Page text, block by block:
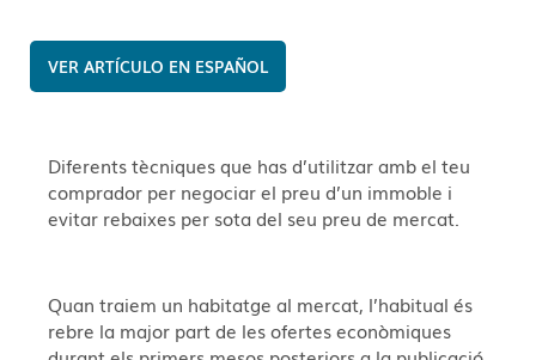
ESPAÑOL
Diferents tècniques que has d’utilitzar amb el teu
comprador per negociar el preu d’un immoble i
evitar rebaixes per sota del seu preu de mercat.
Quan traiem un habitatge al mercat, l’habitual és
rebre la major part de les ofertes econòmiques